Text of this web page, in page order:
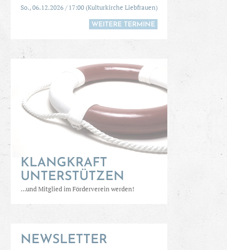
So., 06.12.2026 / 17:00 (Kulturkirche Liebfrauen)
WEITERE TERMINE
KLANGKRAFT
UNTERSTÜTZEN
…und Mitglied im Förderverein werden!
NEWSLETTER